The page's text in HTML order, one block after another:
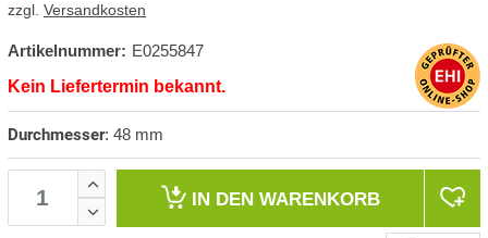
zzgl. Versandkosten
Artikelnummer: E0255847
Kein Liefertermin bekannt.
Durchmesser: 48 mm
IN DEN WARENKORB